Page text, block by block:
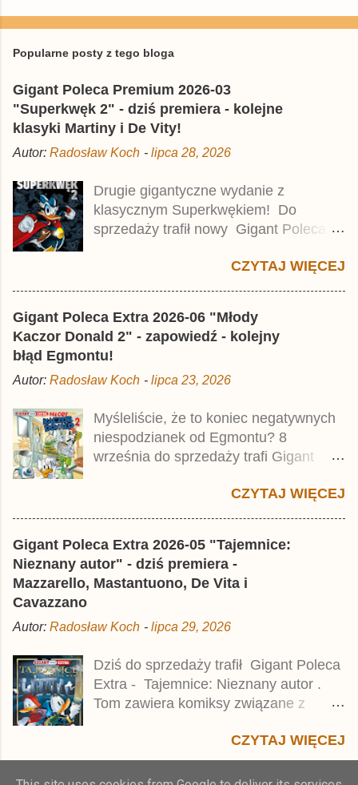
e
i
j
o
m
e
t
a
r
z
Popularne posty z tego bloga
Gigant Poleca Premium 2026-03
"Superkwęk 2" - dziś premiera - kolejne
klasyki Martiny i De Vity!
Autor: Radosław Koch - lipca 28, 2026
Drugie gigantyczne wydanie z
klasycznym Superkwękiem! Do
sprzedaży trafił nowy Gigant Poleca
Jest to kolejny 624-stronicowy tom z
najstarszymi historiami o kaczym
wynosi 49,99 zł i zamówicie go także z
rabatem na Egmont.pl . Za przekład
odpowiadał Jacek Drewnowski.
Publikacja jest przedrukiem drugiego
Taschenbuch Phantomias Collection ,
który trafił do sprzedaży pod koniec
2025 roku.
CZYTAJ WIĘCEJ
Gigant Poleca Extra 2026-06 "Młody
Kaczor Donald 2" - zapowiedź - kolejny
błąd Egmontu!
Autor: Radosław Koch - lipca 23, 2026
Myśleliście, że to koniec negatywnych
niespodzianek od Egmontu? 8
września do sprzedaży trafi Gigant
Jednak wbrew temu, na co wskazuje
nazwa tomu, nie będzie to przedruk
młodego Kaczora Donalda i jego
przyjaciół, lecz prawdopodobnie znajdą
się tam opowieści z wydań 9-10 .
kosztowała 37,99 zł. W środku znajdą
Taschenbuch Young Comics, które
zostały wydane w Niemczech parę
miesięcy temu.
CZYTAJ WIĘCEJ
Gigant Poleca Extra 2026-05 "Tajemnice:
Nieznany autor" - dziś premiera -
Mazzarello, Mastantuono, De Vita i
Cavazzano
Autor: Radosław Koch - lipca 29, 2026
Dziś do sprzedaży trafił Gigant Poleca
Extra - Tajemnice: Nieznany autor .
Tom zawiera komiksy związane z
najmniej kilka ciekawych historii,
zarówno nowych jak i tych, które w
Polsce pojawiły się parę dekad temu.
CZYTAJ WIĘCEJ